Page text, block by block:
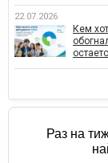
22.07.2026
Кем
Раз на